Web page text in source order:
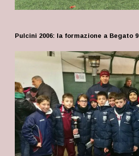
Pulcini 2006: la formazione a Begato 9